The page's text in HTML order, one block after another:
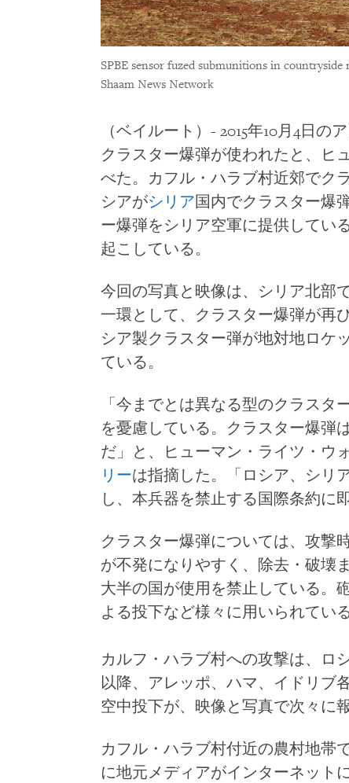
SPBE sensor fuzed submunitions in
Shaam News Network
（ベイルート）- 2015年10月4日の
クラスター爆弾が使われたと、ヒ
べた。カフル・ハラブ村近郊でク
シアがシリア国内でクラスター爆
ー爆弾をシリア空軍に提供してい
起こしている。
今回の写真と映像は、シリア北部
一環として、クラスター爆弾が再
シア製クラスター弾が地対地ロケ
ている。
「今までとは異なる型のクラスタ
を憂慮している。クラスター爆弾
だ」と、ヒューマン・ライツ・ウ
リーは指摘した。「ロシア、シリ
し、本兵器を禁止する国際条約に
クラスター爆弾については、攻撃
が不発になりやすく、除去・破壊
大半の国が使用を禁止している。
よる投下など様々に用いられている
カルフ・ハラブ村への攻撃は、ロ
以降、アレッポ、ハマ、イドリブ
空中投下が、映像と写真で次々に
カフル・ハラブ村付近の農村地帯
に地元メディアがインターネット